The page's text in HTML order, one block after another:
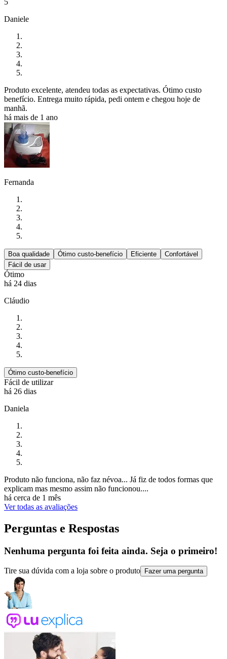
Daniele
Produto excelente, atendeu todas as expectativas. Ótimo custo
benefício. Entrega muito rápida, pedi ontem e chegou hoje de
manhã.
há mais de 1 ano
Fernanda
Boa qualidade Ótimo custo-benefício Eficiente
Confortável
Fácil de usar
Ótimo
há 24 dias
Cláudio
Ótimo custo-benefício
Fácil de utilizar
há 26 dias
Daniela
Produto não funciona, não faz névoa... Já fiz de todos formas que
explicam mas mesmo assim não funcionou....
há cerca de 1 mês
Ver todas as avaliações
Perguntas e Respostas
Nenhuma pergunta foi feita ainda. Seja o primeiro!
Tire sua dúvida com a loja sobre o produto Fazer uma pergunta